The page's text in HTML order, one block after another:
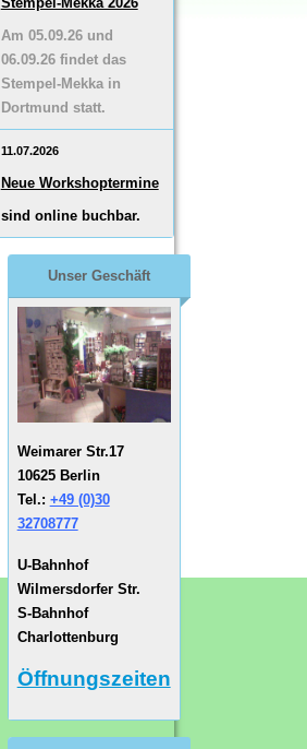
Am 05.09.26 und
06.09.26 findet das
Stempel-Mekka in
Dortmund statt.
11.07.2026
Neue Workshoptermine
sind online buchbar.
Unser Geschäft
Weimarer Str.17
10625 Berlin
Tel.: +49 (0)30
32708777
U-Bahnhof
Wilmersdorfer Str.
S-Bahnhof
Charlottenburg
Öffnungszeiten